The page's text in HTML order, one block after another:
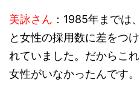
美詠さん ：1985年までは
と女性の採用数に差をつ
れていました。だからこ
女性がいなかったんです。